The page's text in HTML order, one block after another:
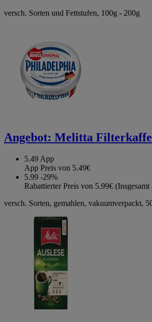
versch. Sorten und Fettstufen, 100g - 200g
Angebot: Melitta
5.49 App
App Preis von 5.49€
5.99 -29%
Rabattierter Preis von 5.99€
versch. Sorten, gemahlen, vakuumverpackt,